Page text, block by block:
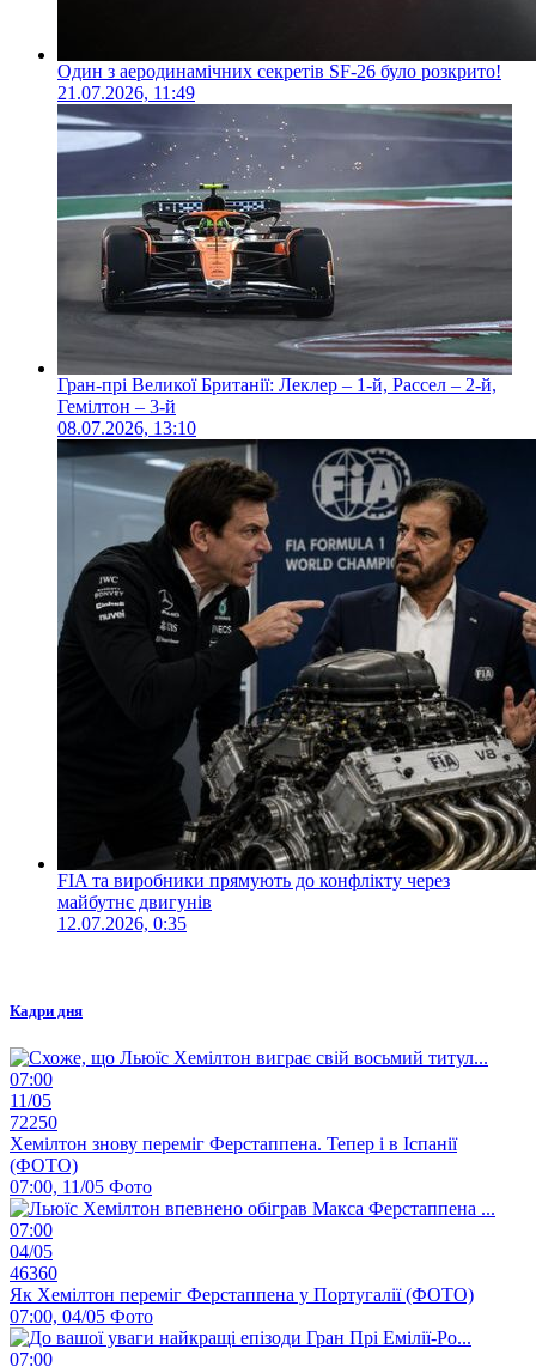
Один з аеродинамічних секретів SF-26 було розкрито!
21.07.2026, 11:49
Гран-прі Великої Британії: Леклер – 1-й, Рассел – 2-й,
Гемілтон – 3-й
08.07.2026, 13:10
FIA та виробники прямують до конфлікту через
майбутнє двигунів
12.07.2026, 0:35
Кадри дня
07:00
11/05
72250
Хемілтон знову переміг Ферстаппена. Тепер і в Іспанії
(ФОТО)
07:00, 11/05 Фото
07:00
04/05
46360
Як Хемілтон переміг Ферстаппена у Португалії (ФОТО)
07:00, 04/05 Фото
07:00